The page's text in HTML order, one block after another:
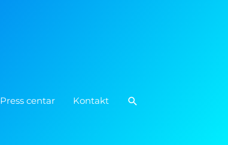
Press centar Kontakt Pretraga